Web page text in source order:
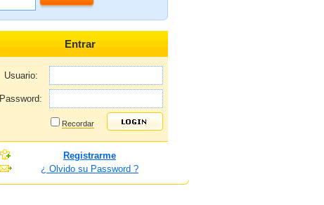
Entrar
Usuario:
Password:
Recordar
Registrarme
¿ Olvido su Password ?